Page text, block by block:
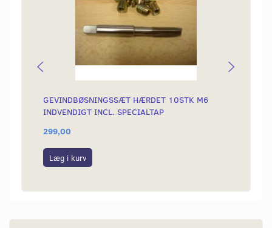
GEVINDBØSNINGSSÆT HÆRDET 10STK M6
INDVENDIGT INCL. SPECIALTAP
299,00
Læg i kurv